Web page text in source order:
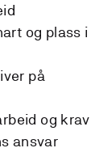
og plass i
på
og krav
ansvar